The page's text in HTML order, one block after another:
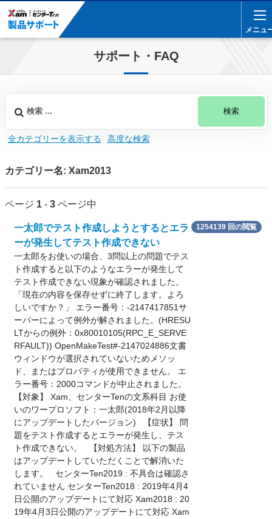
メニュ
メニュ
サポート・FAQ
検索
全カテゴリーを表示する 高度な検索
カテゴリー名: Xam2013
ページ 1- 3ページ中
一太郎でテスト作成しようとするとエラ
ーが発生してテスト作成できない
一太郎をお使いの場合、3問以上の問題でテス
ト作成すると以下のようなエラーが発生して
テスト作成できない現象が確認されました。
「現在の内容を保存せずに終了します。よろ
しいですか？」 エラー番号：-2147417851サ
ーバーによって例外が解されました。(HRESU
LTからの例外：0x80010105(RPC_E_SERVE
RFAULT)) OpenMakeTest#-2147024886文書
ウィンドウが選択されていないためメソッ
ド、またはプロパティが使用できません。 エ
ラー番号：2000コマンドが中止されました。
【対象】 Xam、センターTenの文系科目 お使
いのワープロソフト：一太郎(2018年2月以降
にアップデートしたバージョン) 【症状】 問
題をテスト作成するとエラーが発生し、テス
ト作成できない。 【対処方法】 以下の製品
はアップデートしていただくことで解消いた
します。 センターTen2019 : 不具合は確認さ
れていません センターTen2018 : 2019年4月4
日公開のアップデートにて対応 Xam2018 : 20
19年4月3日公開のアップデートにて対応 Xam
1254139 回の閲覧